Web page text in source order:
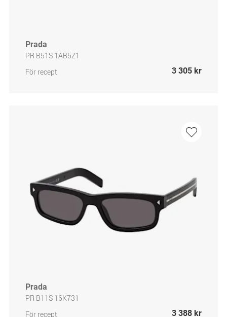
Prada
PR B51S 1AB5Z1
För recept
3 305 kr
Prada
PR B11S 16K731
För recept
3 388 kr